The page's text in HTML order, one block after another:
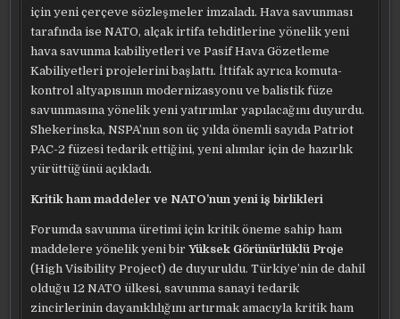
için yeni çerçeve sözleşmeler imzaladı. Hava savunması
tarafında ise NATO, alçak irtifa tehditlerine yönelik yeni
hava savunma kabiliyetleri ve Pasif Hava Gözetleme
Kabiliyetleri projelerini başlattı. İttifak ayrıca komuta-
kontrol altyapısının modernizasyonu ve balistik füze
savunmasına yönelik yeni yatırımlar yapılacağını duyurdu.
Shekerinska, NSPA’nın son üç yılda önemli sayıda Patriot
PAC-2 füzesi tedarik ettiğini, yeni alımlar için de hazırlık
yürüttüğünü açıkladı.
Kritik ham maddeler ve NATO’nun yeni iş birlikleri
Forumda savunma üretimi için kritik öneme sahip ham
maddelere yönelik yeni birYüksek Görünürlüklü Proje
(High Visibility Project) de duyuruldu. Türkiye’nin de dahil
olduğu 12 NATO ülkesi, savunma sanayi tedarik
zincirlerinin dayanıklılığını artırmak amacıyla kritik ham